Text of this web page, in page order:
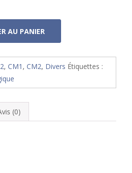
AU PANIER
, CM1 , CM2, Divers Étiquettes :
(0)